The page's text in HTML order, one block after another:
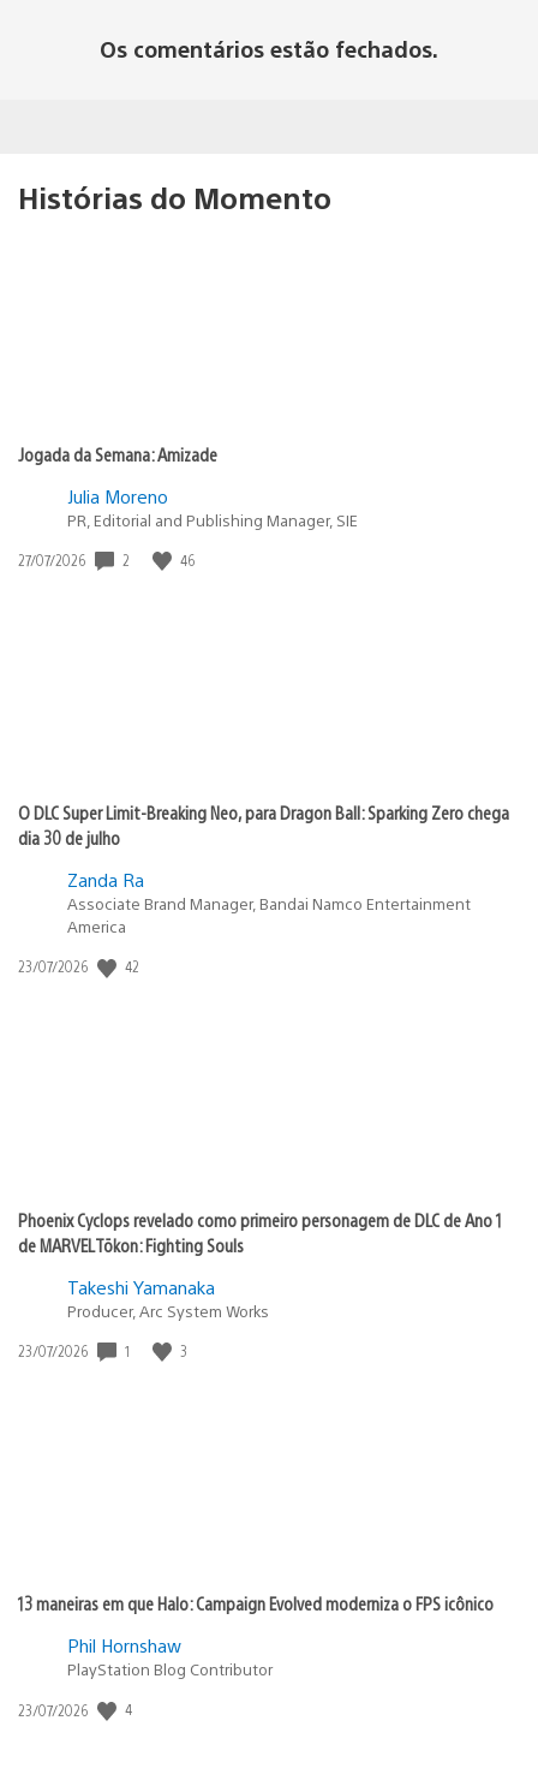
Os comentários estão fechados.
Histórias do Momento
Jogada da Semana: Amizade
Julia Moreno
PR, Editorial and Publishing Manager, SIE
Data
27/07/2026 2 46
O DLC Super Limit-Breaking Neo, para Dragon Ball: Sparking Zero chega
dia 30 de julho
Zanda Ra
Associate Brand Manager, Bandai Namco Entertainment
America
Data
23/07/2026 42
Phoenix Cyclops revelado como primeiro personagem de DLC de Ano 1
de MARVEL Tōkon: Fighting Souls
Takeshi Yamanaka
Producer, Arc System Works
Data
23/07/2026 1 3
13 maneiras em que Halo: Campaign Evolved moderniza o FPS icônico
Phil Hornshaw
PlayStation Blog Contributor
Data
23/07/2026 4